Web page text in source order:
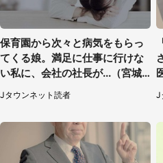
保育園から次々と病気をもらっ
てくる娘。満足に仕事に行けな
い私に、会社の社長が...（宮城
県・30代女性）
Jタウンネット読者 J